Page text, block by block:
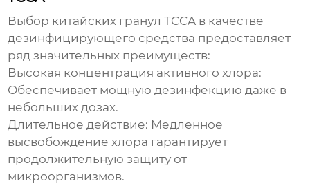
Выбор китайских гранул TCCA в качестве
дезинфицирующего средства предоставляет
ряд значительных преимуществ:
Высокая концентрация активного хлора:
Обеспечивает мощную дезинфекцию даже в
небольших дозах.
Длительное действие: Медленное
высвобождение хлора гарантирует
продолжительную защиту от
микроорганизмов.